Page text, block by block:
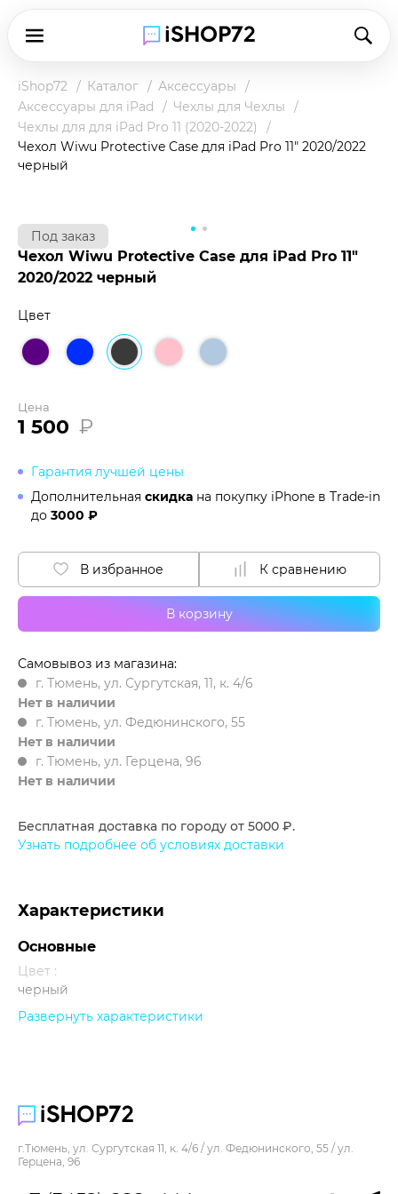
iShop72 Каталог
Аксессуары
Аксессуары для iPad
Чехлы для Чехлы
Чехлы для для iPad Pro 11 (2020-2022)
Чехол Wiwu Protective Case для iPad Pro 11" 2020/2022
черный
Под заказ
Чехол Wiwu Protective Case для iPad Pro 11"
2020/2022 черный
Цвет
Цена
1 500 ₽
Гарантия лучшей цены
Дополнительная скидка на покупку iPhone в Trade-in
до 3000 ₽
В корзину
В избранное К сравнению
Самовывоз из магазина:
г. Тюмень, ул. Сургутская, 11, к. 4/6
Нет в наличии
г. Тюмень, ул. Федюнинского, 55
Нет в наличии
г. Тюмень, ул. Герцена, 96
Нет в наличии
Бесплатная доставка по городу от 5000 ₽.
Узнать подробнее об условиях доставки
Характеристики
Основные
Цвет :
черный
Прочее
Развернуть характеристики
г.Тюмень, ул. Сургутская 11, к. 4/6 / ул. Федюнинского, 55 / ул.
Герцена, 96